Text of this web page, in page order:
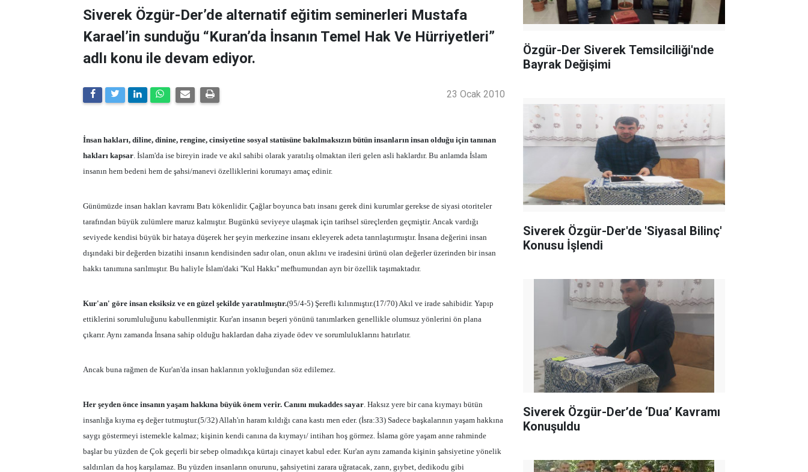
Siverek Özgür-Der’de alternatif eğitim seminerleri Mustafa
Karael’in sunduğu “Kuran’da İnsanın Temel Hak Ve Hürriyetleri”
adlı konu ile devam ediyor.
23 Ocak 2010
İnsan hakları, diline, dinine, rengine, cinsiyetine sosyal statüsüne bakılmaksızın bütün insanların insan olduğu için tanınan
hakları kapsar . İslam'da ise bireyin irade ve akıl sahibi olarak yaratılış olmaktan ileri gelen asli haklardır. Bu anlamda İslam
insanın hem bedeni hem de şahsi/manevi özelliklerini korumayı amaç edinir.
Günümüzde insan hakları kavramı Batı kökenlidir. Çağlar boyunca batı insanı gerek dini kurumlar gerekse de siyasi otoriteler
tarafından büyük zulümlere maruz kalmıştır. Bugünkü seviyeye ulaşmak için tarihsel süreçlerden geçmiştir. Ancak vardığı
seviyede kendisi büyük bir hataya düşerek her şeyin merkezine insanı ekleyerek adeta tanrılaştırmıştır. İnsana değerini insan
dışındaki bir değerden bizatihi insanın kendisinden sadır olan, onun aklını ve iradesini ürünü olan değerler üzerinden bir insan
hakkı tanımına sarılmıştır. Bu haliyle İslam'daki ''Kul Hakkı'' mefhumundan ayrı bir özellik taşımaktadır.
Kur'an' göre insan eksiksiz ve en güzel şekilde yaratılmıştır.(95/4-5) Şerefli kılınmıştır.(17/70) Akıl ve irade sahibidir. Yapıp
ettiklerini sorumluluğunu kabullenmiştir. Kur'an insanın beşeri yönünü tanımlarken genellikle olumsuz yönlerini ön plana
çıkarır. Aynı zamanda İnsana sahip olduğu haklardan daha ziyade ödev ve sorumluluklarını hatırlatır.
Ancak buna rağmen de Kur'an'da insan haklarının yokluğundan söz edilemez.
Her şeyden önce insanın yaşam hakkına büyük önem verir. Canını mukaddes sayar . Haksız yere bir cana kıymayı bütün
insanlığa kıyma eş değer tutmuştur.(5/32) Allah'ın haram kıldığı cana kastı men eder. (İsra:33) Sadece başkalarının yaşam hakkına
saygı göstermeyi istemekle kalmaz; kişinin kendi canına da kıymayı/ intiharı hoş görmez. İslama göre yaşam anne rahminde
başlar bu yüzden de Çok geçerli bir sebep olmadıkça kürtajı cinayet kabul eder. Kur'an aynı zamanda kişinin şahsiyetine yönelik
saldırıları da hoş karşılamaz. Bu yüzden insanların onurunu, şahsiyetini zarara uğratacak, zann, gıybet, dedikodu gibi
Özgür-Der Siverek Temsilciliği'nde
Bayrak Değişimi
Siverek Özgür-Der'de 'Siyasal Bilinç'
Konusu İşlendi
Siverek Özgür-Der’de ‘Dua’ Kavramı
Konuşuldu